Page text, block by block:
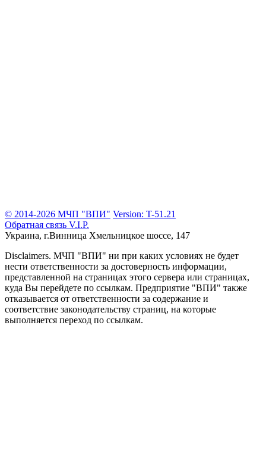
© 2014-2026 МЧП "ВПИ" Version: T-51.21
Обратная связь V.I.P.
Украина, г.Винница Хмельницкое шоссе, 147
Disclaimers. МЧП "ВПИ" ни при каких условиях не будет
нести ответственности за достоверность информации,
представленной на страницах этого сервера или страницах,
куда Вы перейдете по ссылкам. Предприятие "ВПИ" также
отказывается от ответственности за содержание и
соответствие законодательству страниц, на которые
выполняется переход по ссылкам.